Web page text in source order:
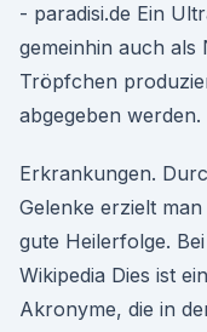
- paradisi.de Ein
gemeinhin auch als
Tröpfchen
abgegeben werden.
Erkrankungen.
Gelenke erzielt
gute Heilerfolge.
Wikipedia Dies ist
Akronyme, die in